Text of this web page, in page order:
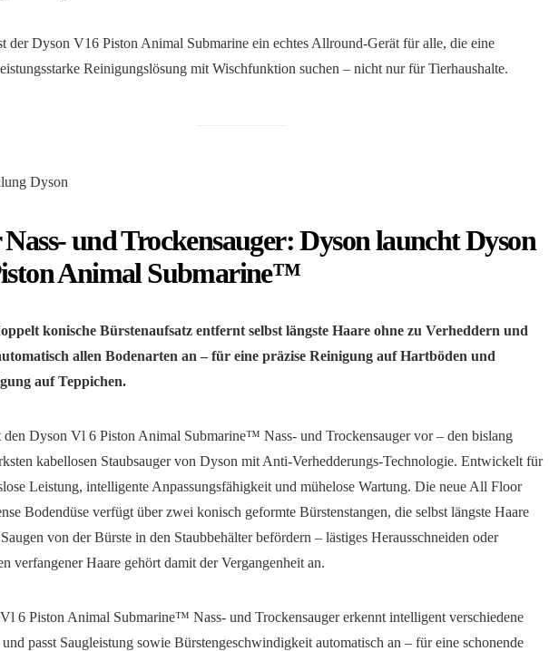
der Dyson V16 Piston Animal Submarine ein echtes Allround-Gerät für alle, die eine
Reinigungslösung mit Wischfunktion suchen – nicht nur für Tierhaushalte.
Dyson
und Trockensauger: Dyson launcht Dyson
Animal Submarine™
konische Bürstenaufsatz entfernt selbst längste Haare ohne zu Verheddern und
allen Bodenarten an – für eine präzise Reinigung auf Hartböden und
auf Teppichen.
den Dyson Vl 6 Piston Animal Submarine™ Nass- und Trockensauger vor – den bislang
kabellosen Staubsauger von Dyson mit Anti-Verhedderungs-Technologie. Entwickelt für
Leistung, intelligente Anpassungsfähigkeit und mühelose Wartung. Die neue All Floor
Bodendüse verfügt über zwei konisch geformte Bürstenstangen, die selbst längste Haare
von der Bürste in den Staubbehälter befördern – lästiges Herausschneiden oder
verfangener Haare gehört damit der Vergangenheit an.
6 Piston Animal Submarine™ Nass- und Trockensauger erkennt intelligent verschiedene
passt Saugleistung sowie Bürstengeschwindigkeit automatisch an – für eine schonende